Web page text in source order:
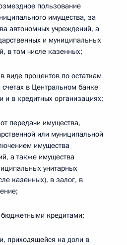
пользование
имущества, за
автономных учреждений, а
и муниципальных
в том числе казенных;
виде процентов по остаткам
в Центральном банке
и в кредитных организациях;
передачи имущества,
или муниципальной
имущества
а также имущества
унитарных
казенных), в залог, в
бюджетными кредитами;
приходящейся на доли в